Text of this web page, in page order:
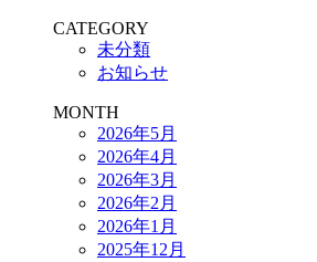
CATEGORY
未分類
お知らせ
MONTH
2026年5月
2026年4月
2026年3月
2026年2月
2026年1月
2025年12月